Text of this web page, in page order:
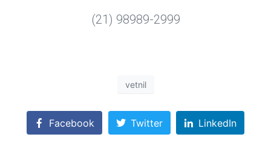
(21) 98989-2999
vetnil
Facebook Twitter LinkedIn